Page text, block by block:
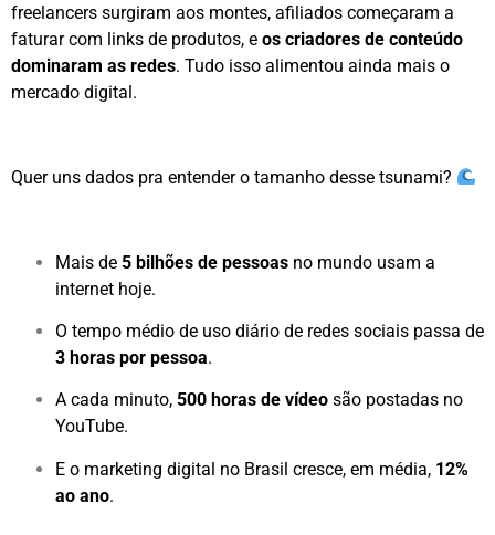
freelancers surgiram aos montes, afiliados começaram a
faturar com links de produtos, e os criadores de conteúdo
dominaram as redes. Tudo isso alimentou ainda mais o
mercado digital.
Quer uns dados pra entender o tamanho desse tsunami?
Mais de 5 bilhões de pessoas no mundo usam a
internet hoje.
O tempo médio de uso diário de redes sociais passa de
3 horas por pessoa.
A cada minuto, 500 horas de vídeo são postadas no
YouTube.
E o marketing digital no Brasil cresce, em média, 12%
ao ano.